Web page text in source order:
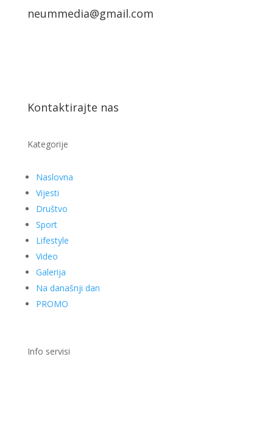
neummedia@gmail.com
Kontaktirajte nas
Kategorije
Naslovna
Vijesti
Društvo
Sport
Lifestyle
Video
Galerija
Na današnji dan
PROMO
Info servisi